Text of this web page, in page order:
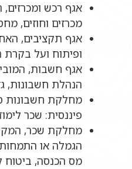
אגף רכש ומכרזים,
מכרזים וחוזים,
אגף תקציבים,
ופיתוח ועל בקרת
אגף חשבות,
הנהלת חשבונות,
מחלקת חשבונות
פיננסית: שכר
מחלקת שכר,
הגמלה או
מס הכנסה, ביטוח